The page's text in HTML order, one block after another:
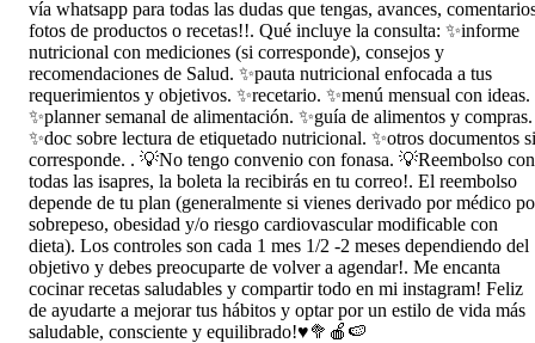
vía whatsapp para todas las dudas que tengas, avances,
fotos de productos o recetas!!. Qué incluye la consulta: ✨informe
nutricional con mediciones (si corresponde), consejos y
recomendaciones de Salud. ✨pauta nutricional enfocada a tus
requerimientos y objetivos. ✨recetario. ✨menú mensual con ideas.
✨planner semanal de alimentación. ✨guía de alimentos y compras.
✨doc sobre lectura de etiquetado nutricional. ✨otros documentos si
corresponde. . 💡No tengo convenio con fonasa. 💡Reembolso con
todas las isapres, la boleta la recibirás en tu correo!. El reembolso
depende de tu plan (generalmente si vienes derivado por médico
sobrepeso, obesidad y/o riesgo cardiovascular modificable con
dieta). Los controles son cada 1 mes 1/2 -2 meses dependiendo del
objetivo y debes preocuparte de volver a agendar!. Me encanta
cocinar recetas saludables y compartir todo en mi instagram! Feliz
de ayudarte a mejorar tus hábitos y optar por un estilo de vida más
saludable, consciente y equilibrado!♥️🥦🍎🍉